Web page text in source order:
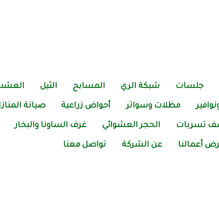
جلسات شبكة الري المسابح الثيل
مظلات وسواتر أحواض زراعية صيانة
تسربات الحجر العشوائي غرف الساونا والبخار
أعمالنا عن الشركة تواصل معنا